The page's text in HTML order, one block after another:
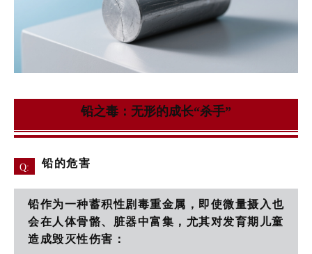
铅之毒：无形的成长“杀手”
Q: 铅的危害
铅作为一种蓄积性剧毒重金属 ，即使微量摄入也
会在人体骨骼、脏器中富集，尤其对发育期儿童
造成毁灭性伤害：